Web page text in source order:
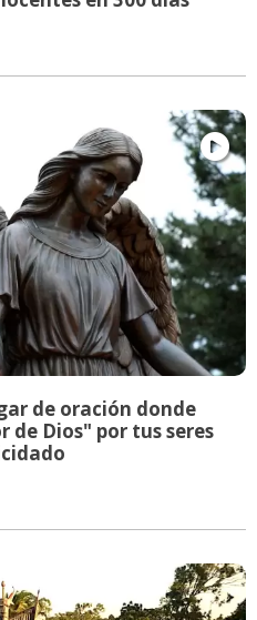
de oración donde
de Dios" por tus seres